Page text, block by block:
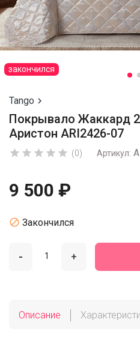
закончился
Tango 
Покрывало Жаккард
Аристон ARI2426-07
     (0) Артикул:
9 500 ₽
 Закончился
- +
Описание